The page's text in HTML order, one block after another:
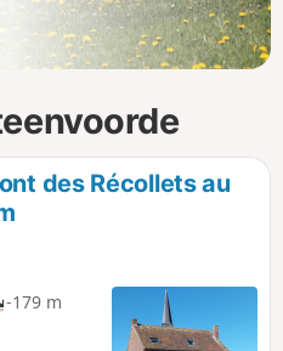
des Récollets au
-179 m